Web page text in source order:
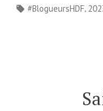
Étiquettes :
#BlogueursHDF,